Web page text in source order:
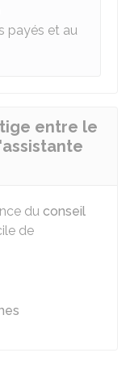
payés et au
entre le
du conseil
de